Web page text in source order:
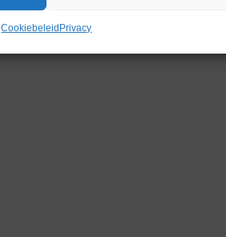
CookiebeleidPrivacy